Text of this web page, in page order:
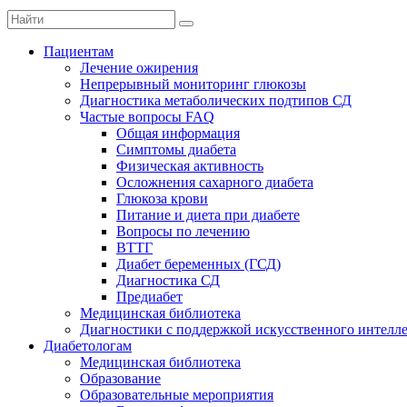
Пациентам
Лечение ожирения
Непрерывный мониторинг глюкозы
Диагностика метаболических подтипов СД
Частые вопросы FAQ
Общая информация
Симптомы диабета
Физическая активность
Осложнения сахарного диабета
Глюкоза крови
Питание и диета при диабете
Вопросы по лечению
ВТТГ
Диабет беременных (ГСД)
Диагностика СД
Предиабет
Медицинская библиотека
Диагностики с поддержкой искусственного
Диабетологам
Медицинская библиотека
Образование
Образовательные мероприятия